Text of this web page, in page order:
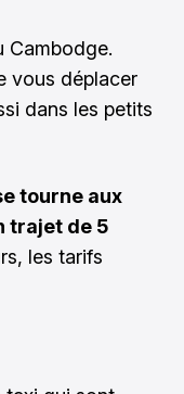
Cambodge.
vous déplacer
dans les petits
tourne aux
trajet de 5
les tarifs